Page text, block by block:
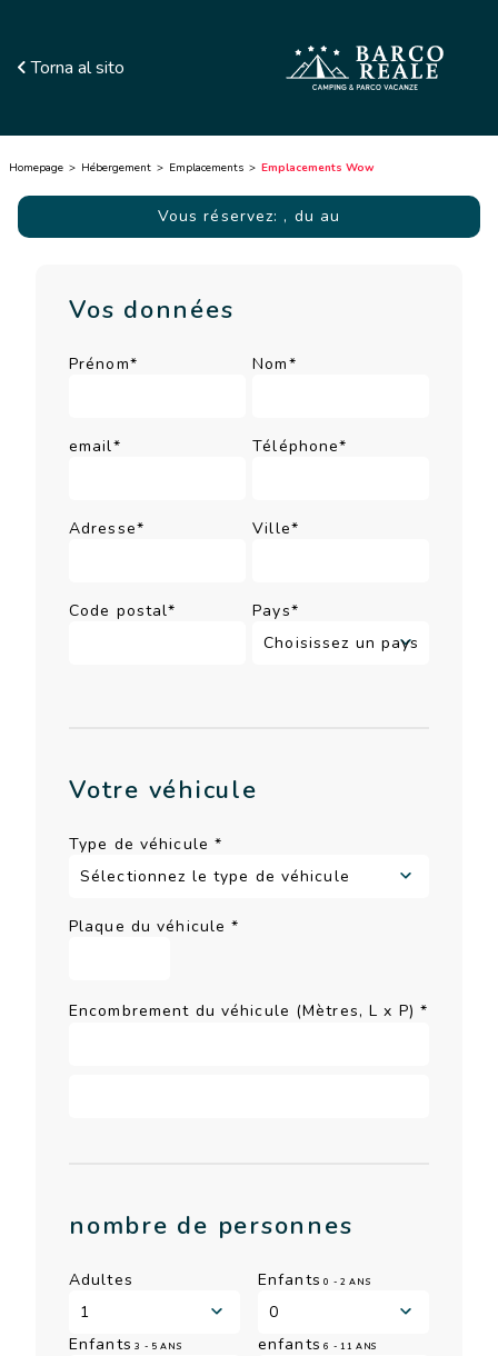
Torna al sito
Homepage Hébergement Emplacements Emplacements Wow
Vous réservez: , du au
Vos données
Prénom* Nom*
email* Téléphone*
Adresse* Ville*
Code postal* Pays*
Votre véhicule
Type de véhicule*
Plaque du véhicule*
Encombrement du véhicule (Mètres, L x P) *
nombre de personnes
Adultes Enfants 0 - 2 ANS
Enfants 3 - 5 ANS enfants 6 - 11 ANS